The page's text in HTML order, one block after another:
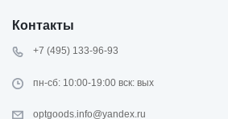
Контакты
+7 (495) 133-96-93
пн-сб: 10:00-19:00 вск: вых
optgoods.info@yandex.ru